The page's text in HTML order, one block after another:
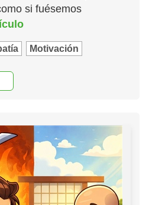
si fuésemos
Motivación